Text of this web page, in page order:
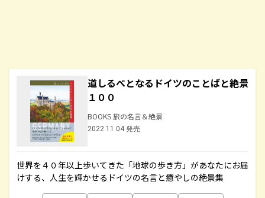
道しるべとなるドイツのことばと絶景
１００
BOOKS 旅の名言＆絶景
2022.11.04 発売
世界を４０年以上歩いてきた「地球の歩き方」があなたにお届
けする、人生を輝かせるドイツの名言と癒やしの絶景集